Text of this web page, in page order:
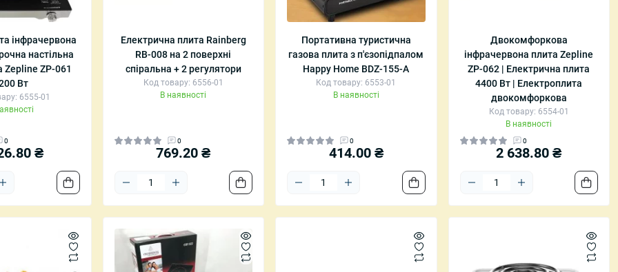
інфрачервона
настільна
Zepline ZP-061
Вт
6555-01
0
₴
Електрична плита Rainberg
RB-008 на 2 поверхні
спіральна + 2 регулятори
Код товару: 6556-01
В наявності
0
769.20 ₴
Портативна туристична
газова плита з п'єзопідпалом
Happy Home BDZ-155-A
Код товару: 6553-01
В наявності
0
414.00 ₴
Двокомфоркова
інфрачервона плита Zepline
ZP-062 | Електрична плита
4400 Вт | Електроплита
двокомфоркова
Код товару: 6554-01
В наявності
0
2 638.80 ₴